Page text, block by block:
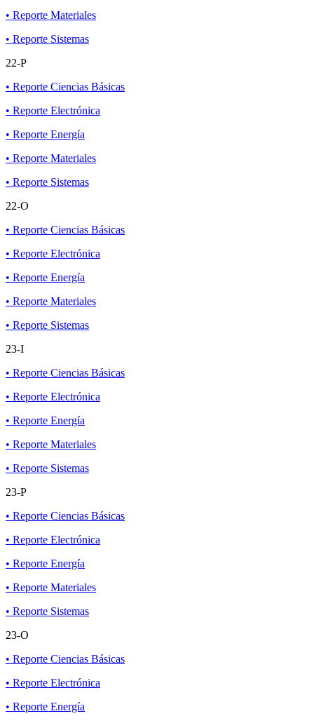
• Reporte Materiales
• Reporte Sistemas
22-P
• Reporte Ciencias Básicas
• Reporte Electrónica
• Reporte Energía
• Reporte Materiales
• Reporte Sistemas
22-O
• Reporte Ciencias Básicas
• Reporte Electrónica
• Reporte Energía
• Reporte Materiales
• Reporte Sistemas
23-I
• Reporte Ciencias Básicas
• Reporte Electrónica
• Reporte Energía
• Reporte Materiales
• Reporte Sistemas
23-P
• Reporte Ciencias Básicas
• Reporte Electrónica
• Reporte Energía
• Reporte Materiales
• Reporte Sistemas
23-O
• Reporte Ciencias Básicas
• Reporte Electrónica
• Reporte Energía